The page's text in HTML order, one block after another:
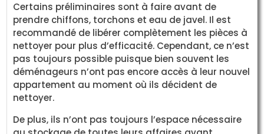
Certains préliminaires sont à faire avant de
prendre chiffons, torchons et eau de javel. Il est
recommandé de libérer complètement les pièces à
nettoyer pour plus d’efficacité. Cependant, ce n’est
pas toujours possible puisque bien souvent les
déménageurs n’ont pas encore accès à leur nouvel
appartement au moment où ils décident de
nettoyer.
De plus, ils n’ont pas toujours l’espace nécessaire